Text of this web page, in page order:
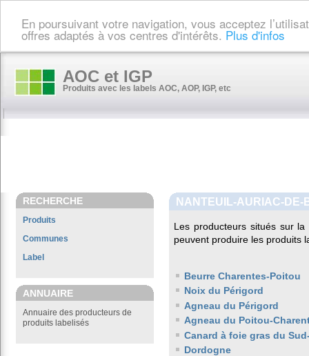
En poursuivant votre navigation, vous acceptez
offres adaptés à vos centres d'intérêts. Plus d'infos
AOC et IGP
Produits avec les labels AOC, AOP, IGP, etc
RECHERCHE
Produits
Communes
Label
ANNUAIRE
Annuaire des producteurs de
produits labelisés
NANTEUIL-AURIAC-DE-
Les producteurs situés sur
peuvent produire les produits
Beurre Charentes-Poitou
Noix du Périgord
Agneau du Périgord
Agneau du Poitou-
Canard à foie gras du
Dordogne